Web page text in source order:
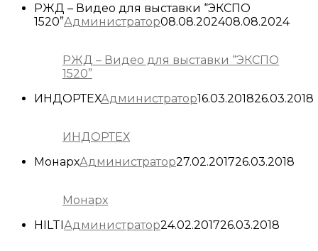
РЖД – Видео для выставки “ЭКСПО
1520”Администратор08.08.202408.08.2024
РЖД – Видео для выставки “ЭКСПО
1520”
ИНДОРТЕХАдминистратор16.03.201826.03.2018
ИНДОРТЕХ
МонархАдминистратор27.02.201726.03.2018
Монарх
HILTIАдминистратор24.02.201726.03.2018